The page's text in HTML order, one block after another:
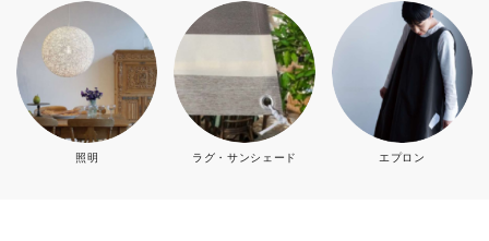
照明 ラグ・サンシェード エプロン